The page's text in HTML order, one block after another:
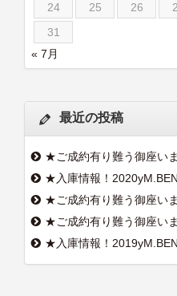
24
25 26
31
« 7月
最近の投稿
★ご成約有り難う御座い
★入庫情報！
★ご成約有り難う御座い
★ご成約有り難う御座い
★入庫情報！